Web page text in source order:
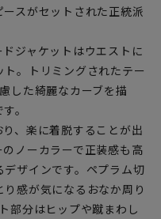
スがセットされた正統派
ジャケットはウエストに
。トリミングされたテー
した綺麗なカーブを描
。
、楽に着脱することが出
ノーカラーで正装感も高
ザインです。ペプラム切
感が気になるおなか周り
部分はヒップや蹴まわし